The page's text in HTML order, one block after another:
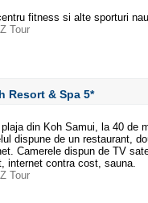
fitness si alte sporturi
Z Tour
Resort & Spa 5*
din Koh Samui, la 40 de
dispune de un restaurant,
Camerele dispun de TV
internet contra cost, sauna.
Z Tour